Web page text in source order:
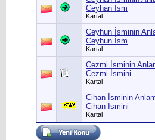
Ceyhan İsm
Kartal
Ceyhun İsminin
Ceyhun İsm
Kartal
Cezmi İsminin
Cezmi İsmini
Kartal
Cihan İsminin
Cihan İsmini
Kartal